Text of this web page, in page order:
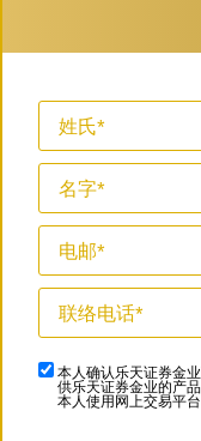
本人确认乐天证券金
供乐天证券金业的产
本人使用网上交易平台